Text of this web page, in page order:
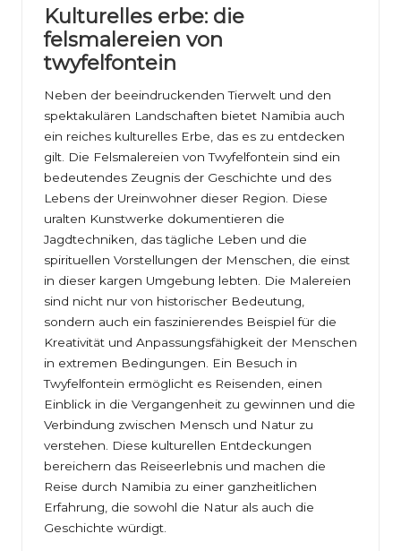
Kulturelles erbe: die
felsmalereien von
twyfelfontein
Neben der beeindruckenden Tierwelt und den
spektakulären Landschaften bietet Namibia auch
ein reiches kulturelles Erbe, das es zu entdecken
gilt. Die Felsmalereien von Twyfelfontein sind ein
bedeutendes Zeugnis der Geschichte und des
Lebens der Ureinwohner dieser Region. Diese
uralten Kunstwerke dokumentieren die
Jagdtechniken, das tägliche Leben und die
spirituellen Vorstellungen der Menschen, die einst
in dieser kargen Umgebung lebten. Die Malereien
sind nicht nur von historischer Bedeutung,
sondern auch ein faszinierendes Beispiel für die
Kreativität und Anpassungsfähigkeit der Menschen
in extremen Bedingungen. Ein Besuch in
Twyfelfontein ermöglicht es Reisenden, einen
Einblick in die Vergangenheit zu gewinnen und die
Verbindung zwischen Mensch und Natur zu
verstehen. Diese kulturellen Entdeckungen
bereichern das Reiseerlebnis und machen die
Reise durch Namibia zu einer ganzheitlichen
Erfahrung, die sowohl die Natur als auch die
Geschichte würdigt.